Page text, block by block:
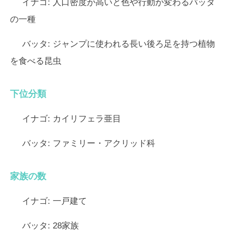
イナゴ: 人口密度が高いと色や行動が変わるバッタ
の一種
バッタ: ジャンプに使われる長い後ろ足を持つ植物
を食べる昆虫
下位分類
イナゴ: カイリフェラ亜目
バッタ: ファミリー・アクリッド科
家族の数
イナゴ: 一戸建て
バッタ: 28家族